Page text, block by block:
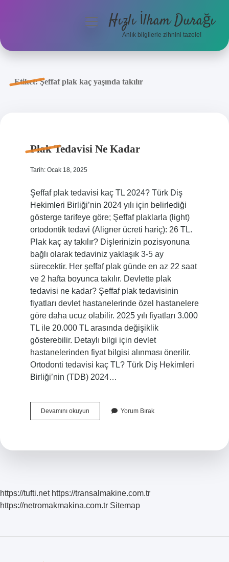
Anasayfa
menüyüHızlı İlham Durağı
Anlık bilgilerle zihnini tazele!
Etiket:Şeffaf plak kaç yaşında takılır
Plak Tedavisi Ne Kadar
Tarih: Ocak 18, 2025
Şeffaf plak tedavisi kaç TL 2024? Türk Diş
Hekimleri Birliği’nin 2024 yılı için belirlediği
gösterge tarifeye göre; Şeffaf plaklarla (light)
ortodontik tedavi (Aligner ücreti hariç): 26 TL.
Plak kaç ay takılır? Dişlerinizin pozisyonuna
bağlı olarak tedaviniz yaklaşık 3-5 ay
sürecektir. Her şeffaf plak günde en az 22 saat
ve 2 hafta boyunca takılır. Devlette plak
tedavisi ne kadar? Şeffaf plak tedavisinin
fiyatları devlet hastanelerinde özel hastanelere
göre daha ucuz olabilir. 2025 yılı fiyatları 3.000
TL ile 20.000 TL arasında değişiklik
gösterebilir. Detaylı bilgi için devlet
hastanelerinden fiyat bilgisi alınması önerilir.
Ortodonti tedavisi kaç TL? Türk Diş Hekimleri
Birliği’nin (TDB) 2024…
Devamını okuyunPlak
Tedavisi
Yorum Bırak
https://tufti.net https://transalmakine.com.tr
https://netromakmakina.com.tr Sitemap